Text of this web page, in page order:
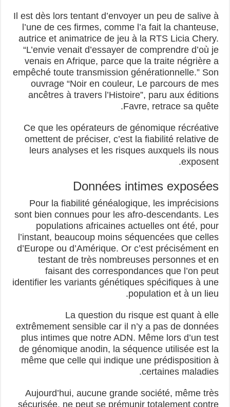
Il est dès lors tentant d’envoyer un peu de salive à
l’une de ces firmes, comme l’a fait la chanteuse,
autrice et animatrice de jeu à la RTS Licia Chery.
“L’envie venait d’essayer de comprendre d’où je
venais en Afrique, parce que la traite négrière a
empêché toute transmission générationnelle.” Son
ouvrage “Noir en couleur, Le parcours de mes
ancêtres à travers l’Histoire”, paru aux éditions
Favre, retrace sa quête.
Ce que les opérateurs de génomique récréative
omettent de préciser, c’est la fiabilité relative de
leurs analyses et les risques auxquels ils nous
exposent.
Données intimes exposées
Pour la fiabilité généalogique, les imprécisions
sont bien connues pour les afro-descendants. Les
populations africaines actuelles ont été, pour
l’instant, beaucoup moins séquencées que celles
d’Europe ou d’Amérique. Or c’est précisément en
testant de très nombreuses personnes et en
faisant des correspondances que l’on peut
identifier les variants génétiques spécifiques à une
population et à un lieu.
La question du risque est quant à elle
extrêmement sensible car il n’y a pas de données
plus intimes que notre ADN. Même lors d’un test
de génomique anodin, la séquence utilisée est la
même que celle qui indique une prédisposition à
certaines maladies.
Aujourd’hui, aucune grande société, même très
sécurisée, ne peut se prémunir totalement contre